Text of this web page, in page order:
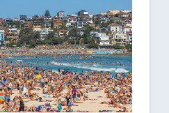
Die
Sportwelt
Im Zeitraffer:
des Lenkrades
Lebensmittel,